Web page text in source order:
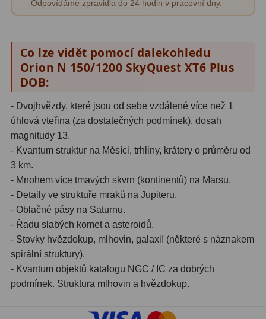
Pokročilé5
Čidla 2
Teploměry a vlhkoměry
Lupy69
Astronomická literatura
Odpovídáme zpravidla do 24 hodin v pracovní dny.
Co lze vidět pomocí dalekohledu
Orion N 150/1200 SkyQuest XT6 Plus
DOB:
- Dvojhvězdy, které jsou od sebe vzdálené více než 1
úhlová vteřina (za dostatečných podmínek), dosah
magnitudy 13.
- Kvantum struktur na Měsíci, trhliny, krátery o průměru od
3 km.
- Mnohem více tmavých skvrn (kontinentů) na Marsu.
- Detaily ve struktuře mraků na Jupiteru.
- Oblačné pásy na Saturnu.
- Řadu slabých komet a asteroidů.
- Stovky hvězdokup, mlhovin, galaxií (některé s náznakem
spirální struktury).
- Kvantum objektů katalogu NGC / IC za dobrých
podmínek. Struktura mlhovin a hvězdokup.